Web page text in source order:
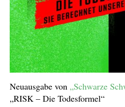
Neuausgabe von „Schwarze
„RISK – Die Todesformel“